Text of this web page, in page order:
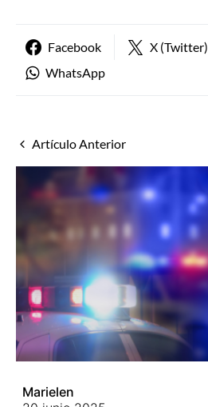
Facebook X (Twitter)
WhatsApp
Artículo Anterior
Marielen